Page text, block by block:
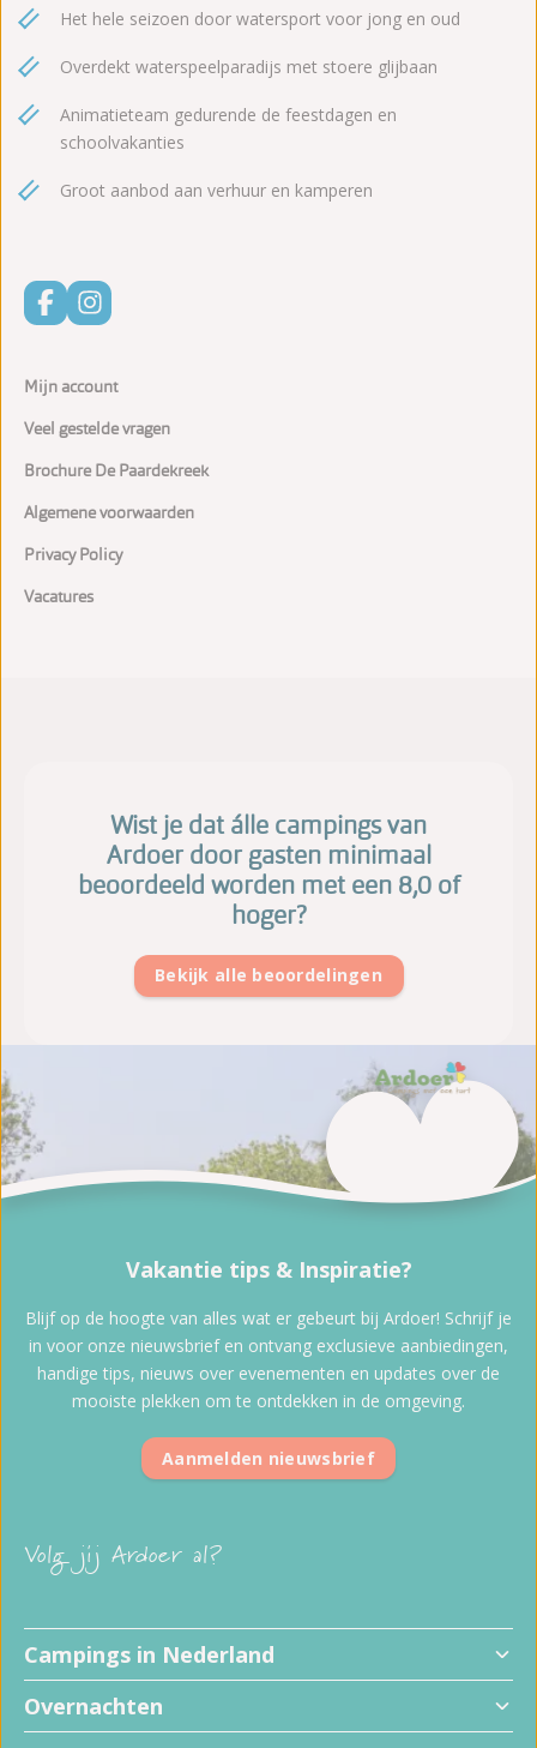
Het hele seizoen door watersport voor jong en oud
Overdekt waterspeelparadijs met stoere glijbaan
Animatieteam gedurende de feestdagen en
schoolvakanties
Groot aanbod aan verhuur en kamperen
Mijn account
Veel gestelde vragen
Brochure De Paardekreek
Algemene voorwaarden
Privacy Policy
Vacatures
Wist je dat álle campings van
Ardoer door gasten minimaal
beoordeeld worden met een 8,0 of
hoger?
Bekijk alle beoordelingen
Volg jij Ardoer al?
Campings in Nederland
Overnachten
Vakantie tips & Inspiratie?
Blijf op de hoogte van alles wat er gebeurt bij Ardoer! Schrijf je
in voor onze nieuwsbrief en ontvang exclusieve aanbiedingen,
handige tips, nieuws over evenementen en updates over de
mooiste plekken om te ontdekken in de omgeving.
Aanmelden nieuwsbrief